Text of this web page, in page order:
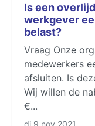
Is een
werkgever
belast?
Vraag Onze
medewerkers
afsluiten. Is
Wij willen de
€...
di 9 nov 2021